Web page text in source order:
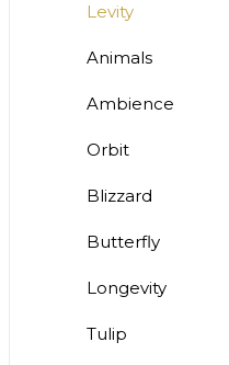
Levity
Animals
Ambience
Orbit
Blizzard
Butterfly
Longevity
Tulip